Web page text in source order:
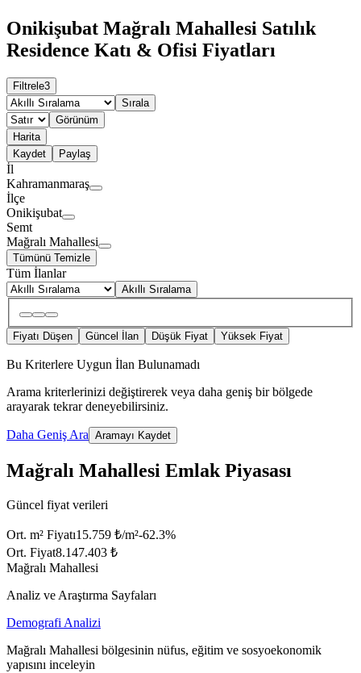
Onikişubat Mağralı Mahallesi Satılık
Residence Katı & Ofisi Fiyatları
Filtrele3
Sırala
Görünüm
Harita
Kaydet
Paylaş
İl
Kahramanmaraş
İlçe
Onikişubat
Semt
Mağralı Mahallesi
Tümünü Temizle
Tüm İlanlar
Akıllı Sıralama
Fiyatı Düşen Güncel İlan Düşük Fiyat Yüksek Fiyat
Bu Kriterlere Uygun İlan Bulunamadı
Arama kriterlerinizi değiştirerek veya daha geniş bir bölgede
arayarak tekrar deneyebilirsiniz.
Daha Geniş Ara Aramayı Kaydet
Mağralı Mahallesi Emlak Piyasası
Güncel fiyat verileri
Ort. m² Fiyatı15.759 ₺/m²-62.3%
Ort. Fiyat8.147.403 ₺
Mağralı Mahallesi
Analiz ve Araştırma Sayfaları
Demografi Analizi
Mağralı Mahallesi bölgesinin nüfus, eğitim ve sosyoekonomik
yapısını inceleyin